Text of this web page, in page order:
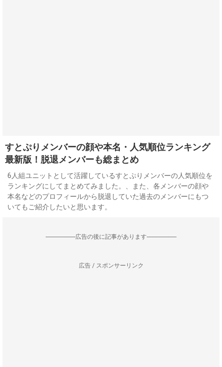
すとぷりメンバーの顔や本名・人気順位ランキング
最新版！脱退メンバーも総まとめ
6人組ユニットとして活躍しているすとぷりメンバーの人気順位を
ランキングにしてまとめてみました。、また、各メンバーの顔や
本名などのプロフィールから脱退していた過去のメンバーにもつ
いてもご紹介したいと思います。
--------------------広告の後に記事があります--------------------
広告 / スポンサーリンク